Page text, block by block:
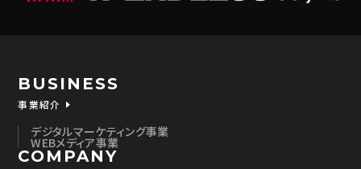
BUSINESS
事業紹介
デジタルマーケティング事業
WEBメディア事業
COMPANY